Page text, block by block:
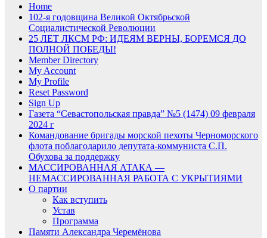
Home
102-я годовщина Великой Октябрьской
Социалистической Революции
25 ЛЕТ ЛКСМ РФ: ИДЕЯМ ВЕРНЫ, БОРЕМСЯ ДО
ПОЛНОЙ ПОБЕДЫ!
Member Directory
My Account
My Profile
Reset Password
Sign Up
Газета “Севастопольская правда” №5 (1474) 09 февраля
2024 г
Командование бригады морской пехоты Черноморского
флота поблагодарило депутата-коммуниста С.П.
Обухова за поддержку
МАССИРОВАННАЯ АТАКА —
НЕМАССИРОВАННАЯ РАБОТА С УКРЫТИЯМИ
О партии
Как вступить
Устав
Программа
Памяти Александра Черемёнова